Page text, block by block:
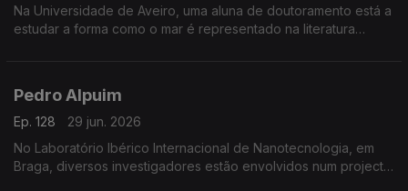
Na Universidade de Aveiro, uma aluna de doutoramento está a
estudar a forma como o mar é representado na literatura
Pedro Alpuim
Ep. 128
29 jun. 2026
No Laboratório Ibérico Internacional de Nanotecnologia, em
Braga, diversos investigadores estão envolvidos num projecto